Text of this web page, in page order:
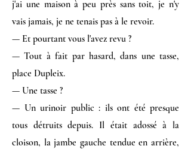
j'ai une maison à peu près sans toit, je n'y
vais jamais, je ne tenais pas à le revoir.
— Et pourtant vous l'avez revu ?
— Tout à fait par hasard, dans une tasse,
place Dupleix.
— Une tasse ?
— Un urinoir public : ils ont été presque
tous détruits depuis. Il était adossé à la
cloison, la jambe gauche tendue en arrière,